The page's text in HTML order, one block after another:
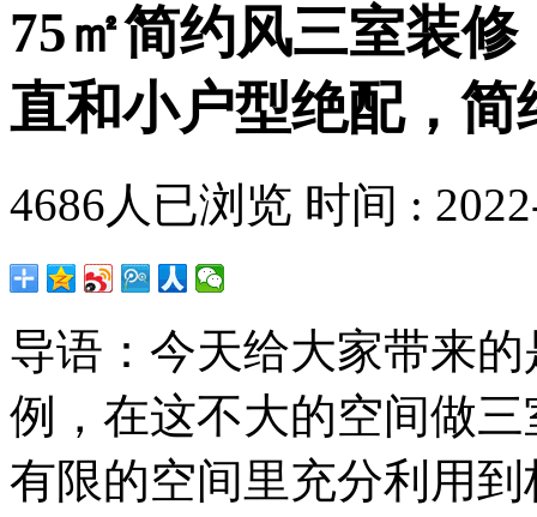
75㎡简约风三室装
直和小户型绝配，
4686人已浏览 时间 :
导语：今天给大家带来
例，在这不大的空间做
有限的空间里充分利用